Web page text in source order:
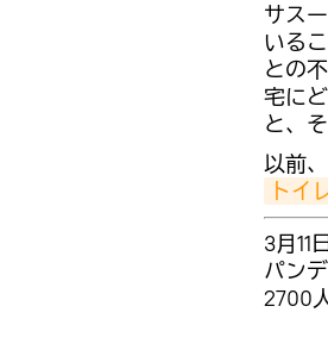
サス
いる
との
宅に
と、
以前
トイ
3月11
パン
2700